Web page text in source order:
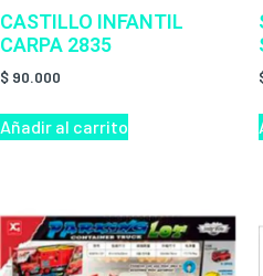
CASTILLO INFANTIL
CARPA 2835
$ 90.000
Añadir al carrito